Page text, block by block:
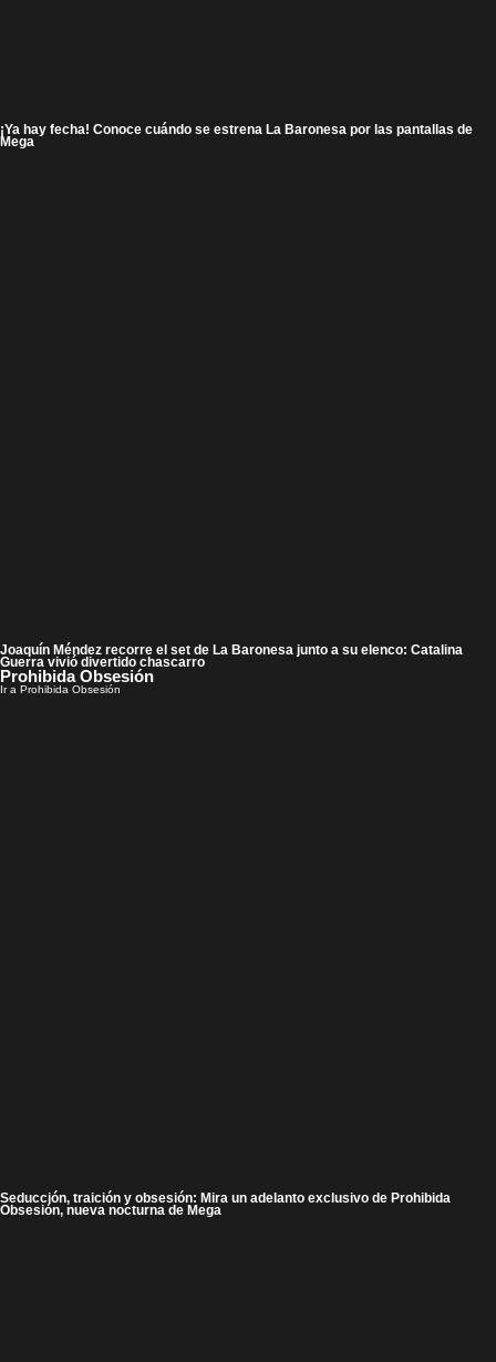
¡Ya hay fecha! Conoce cuándo se estrena La Baronesa por las pantallas de
Mega
Joaquín Méndez recorre el set de La Baronesa junto a su elenco: Catalina
Guerra vivió divertido chascarro
Prohibida Obsesión
Ir a Prohibida Obsesión
Seducción, traición y obsesión: Mira un adelanto exclusivo de Prohibida
Obsesión, nueva nocturna de Mega